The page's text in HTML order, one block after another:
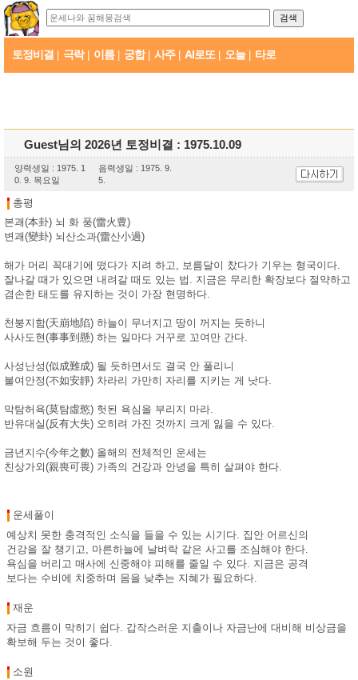
토정비결 극락 이름 궁합 사주 AI로또 오늘 타로
Guest님의 2026년 토정비결 : 1975.10.09
양력생일 : 1975. 1
0. 9. 목요일
음력생일 : 1975. 9.
5.
총평
본괘(本卦) 뇌 화 풍(雷火豊)
변괘(變卦) 뇌산소과(雷산小過)
해가 머리 꼭대기에 떴다가 지려 하고, 보름달이 찼다가 기우는 형국이다.
잘나갈 때가 있으면 내려갈 때도 있는 법. 지금은 무리한 확장보다 절약하고
겸손한 태도를 유지하는 것이 가장 현명하다.
천붕지함(天崩地陷) 하늘이 무너지고 땅이 꺼지는 듯하니
사사도현(事事到懸) 하는 일마다 거꾸로 꼬여만 간다.
사성난성(似成難成) 될 듯하면서도 결국 안 풀리니
불여안정(不如安靜) 차라리 가만히 자리를 지키는 게 낫다.
막탐허욕(莫탐虛慾) 헛된 욕심을 부리지 마라.
반유대실(反有大失) 오히려 가진 것까지 크게 잃을 수 있다.
금년지수(今年之數) 올해의 전체적인 운세는
친상가외(親喪可畏) 가족의 건강과 안녕을 특히 살펴야 한다.
운세풀이
예상치 못한 충격적인 소식을 들을 수 있는 시기다. 집안 어르신의
건강을 잘 챙기고, 마른하늘에 날벼락 같은 사고를 조심해야 한다.
욕심을 버리고 매사에 신중해야 피해를 줄일 수 있다. 지금은 공격
보다는 수비에 치중하며 몸을 낮추는 지혜가 필요하다.
재운
자금 흐름이 막히기 쉽다. 갑작스러운 지출이나 자금난에 대비해 비상금을
확보해 두는 것이 좋다.
소원